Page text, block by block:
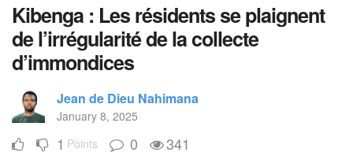
Kibenga : Les résidents se plaignent
de l’irrégularité de la collecte
d’immondices
Jean de Dieu Nahimana
January 8, 2025
1 Points 0 341